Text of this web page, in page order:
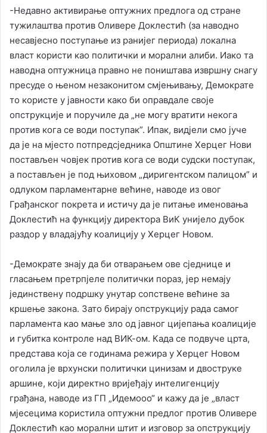
-Недавно активирање оптужних предлога од стране
тужилаштва против Оливере Доклестић (за наводно
несавјесно поступање из ранијег периода) локална
власт користи као политички и морални алиби. Иако та
наводна оптужница правно не поништава извршну снагу
пресуде о њеном незаконитом смјењивању, Демократе
то користе у јавности како би оправдале своје
опструкције и поручиле да „не могу вратити некога
против кога се води поступак”. Ипак, видјели смо јуче
да је на мјесто потпредсједника Општине Херцег Нови
постављен човјек против кога се води судски поступак,
а постављен је под њиховом „диригентском палицом” и
одлуком парламентарне већине, наводе из овог
Грађанског покрета и истичу да је питање именовања
Доклестић на функцију директора ВиК унијело дубок
раздор у владајућу коалицију у Херцег Новом.
-Демократе знају да би отварањем ове сједнице и
гласањем претрпјеле политички пораз, јер немају
јединствену подршку унутар сопствене већине за
кршење закона. Зато бирају опструкцију рада самог
парламента као мање зло од јавног цијепања коалиције
и губитка контроле над ВИК-ом. Када се подвуче црта,
представа која се годинама режира у Херцег Новом
оголила је врхунски политички цинизам и двоструке
аршине, који директно вријеђају интелигенцију
грађана, наводе из ГП „Идемооо“ и кажу да је „власт
мјесецима користила оптужни предлог против Оливере
Доклестић као морални штит и изговор за опструкцију